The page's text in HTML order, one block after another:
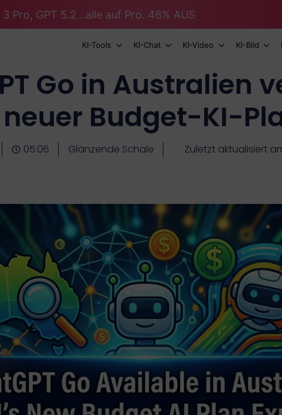
Pro, GPT 5.2...alle auf Pro. 46% AUS
KI-Tools KI-Chat KI-Video KI-Bild
Go in Australien
neuer Budget-KI-
05:06 Glänzende Schale Zuletzt aktualisiert